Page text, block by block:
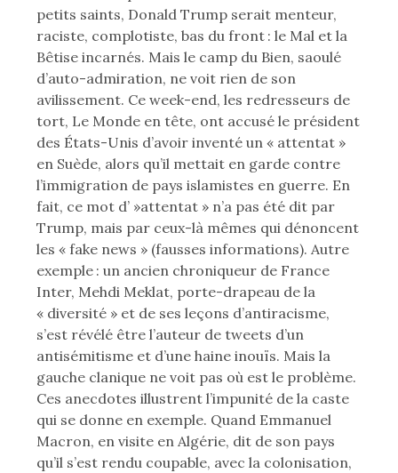
É
D
A
petits saints, Donald Trump serait menteur,
raciste, complotiste, bas du front : le Mal et la
Bêtise incarnés. Mais le camp du Bien, saoulé
d’auto-admiration, ne voit rien de son
avilissement. Ce week-end, les redresseurs de
tort, Le Monde en tête, ont accusé le président
des États-Unis d’avoir inventé un « attentat »
en Suède, alors qu’il mettait en garde contre
l’immigration de pays islamistes en guerre. En
fait, ce mot d’ »attentat » n’a pas été dit par
Trump, mais par ceux-là mêmes qui dénoncent
les « fake news » (fausses informations). Autre
exemple : un ancien chroniqueur de France
Inter, Mehdi Meklat, porte-drapeau de la
« diversité » et de ses leçons d’antiracisme,
s’est révélé être l’auteur de tweets d’un
antisémitisme et d’une haine inouïs. Mais la
gauche clanique ne voit pas où est le problème.
Ces anecdotes illustrent l’impunité de la caste
qui se donne en exemple. Quand Emmanuel
Macron, en visite en Algérie, dit de son pays
qu’il s’est rendu coupable, avec la colonisation,